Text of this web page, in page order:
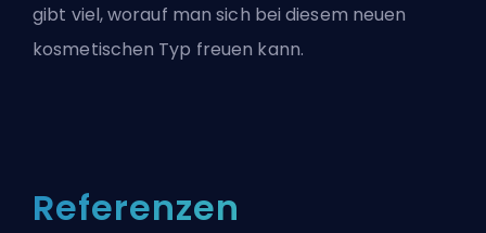
gibt viel, worauf man sich bei diesem neuen
kosmetischen Typ freuen kann.
Referenzen